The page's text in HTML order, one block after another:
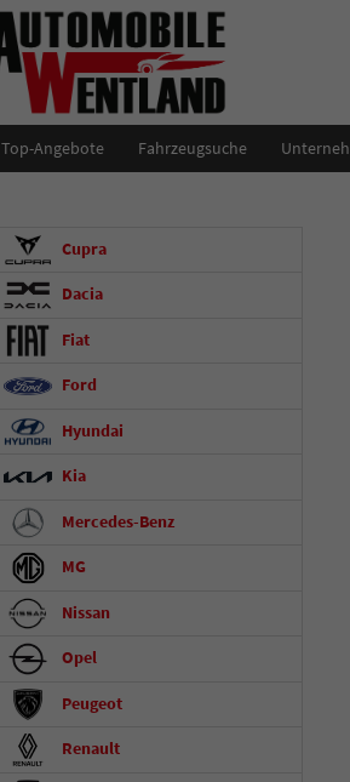
Top-Angebote Fahrzeugsuche
Cupra
Dacia
Fiat
Ford
Hyundai
Kia
Mercedes-Benz
MG
Nissan
Opel
Peugeot
Renault